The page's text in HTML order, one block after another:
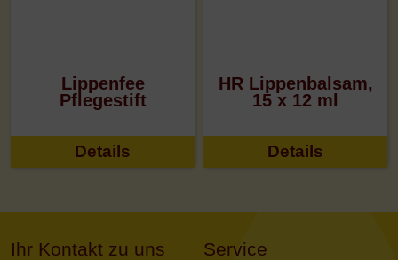
Lippenfee
Pflegestift
Details
HR Lippenbalsam,
15 x 12 ml
Details
Ihr Kontakt zu uns Service